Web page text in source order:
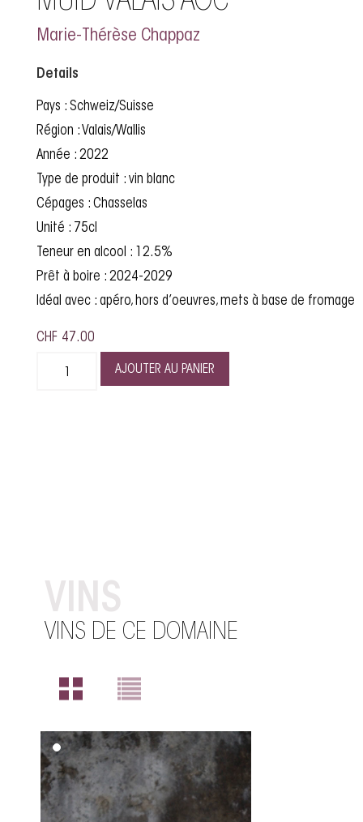
Marie-Thérèse Chappaz
Details
Pays : Schweiz/Suisse
Région : Valais/Wallis
Année : 2022
Type de produit : vin blanc
Cépages : Chasselas
Unité : 75cl
Teneur en alcool : 12.5%
Prêt à boire : 2024-2029
Idéal avec : apéro, hors d’oeuvres, mets à base de fromage
CHF 47.00
AJOUTER AU PANIER
VINS
VINS DE CE DOMAINE